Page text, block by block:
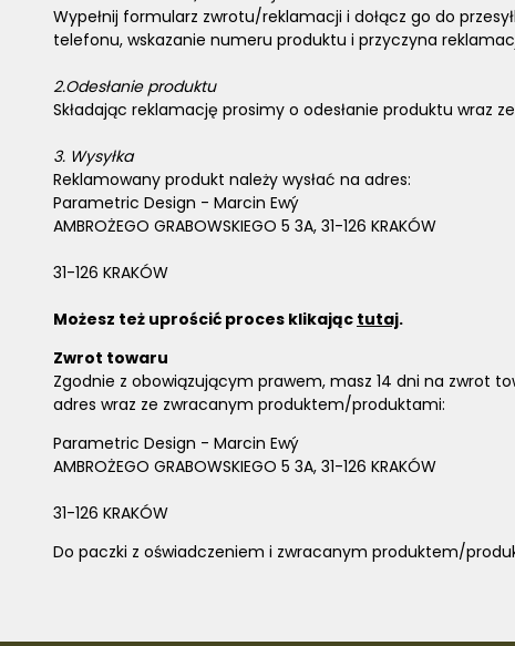
Wypełnij formularz zwrotu/reklamacji i dołącz go do
telefonu, wskazanie numeru produktu i przyczyna
2.Odesłanie produktu
Składając reklamację prosimy o odesłanie produktu wraz
3. Wysyłka
Reklamowany produkt należy wysłać na adres:
Parametric Design - Marcin Ewý
AMBROŻEGO GRABOWSKIEGO 5 3A, 31-126 KRAKÓW
31-126 KRAKÓW
Możesz też uprościć proces klikając tutaj.
Zwrot towaru
Zgodnie z obowiązującym prawem, masz 14 dni na zwrot
adres wraz ze zwracanym produktem/produktami:
Parametric Design - Marcin Ewý
AMBROŻEGO GRABOWSKIEGO 5 3A, 31-126 KRAKÓW
31-126 KRAKÓW
Do paczki z oświadczeniem i zwracanym produktem/